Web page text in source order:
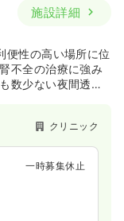
施設詳細
便性の高い場所に位
不全の治療に強み
数少ない夜間透析
が可能なリカバリ
備しています。
クリニック
一時募集休止